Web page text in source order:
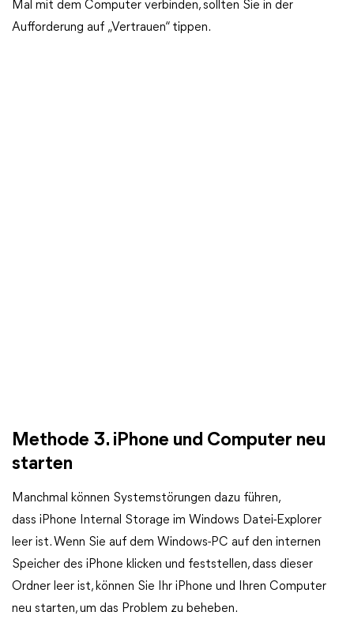
Mal mit dem Computer verbinden, sollten Sie in der
Aufforderung auf „Vertrauen“ tippen.
Methode 3. iPhone und Computer neu
starten
Manchmal können Systemstörungen dazu führen,
dass iPhone Internal Storage im Windows Datei-Explorer
leer ist. Wenn Sie auf dem Windows-PC auf den internen
Speicher des iPhone klicken und feststellen, dass dieser
Ordner leer ist, können Sie Ihr iPhone und Ihren Computer
neu starten, um das Problem zu beheben.